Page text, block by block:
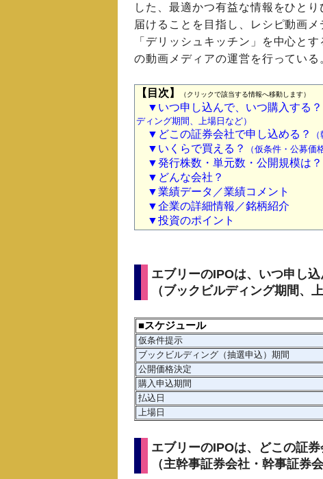
した、最適かつ有益な情報をひとり
届けることを目指し、レシピ動画メ
「デリッシュキッチン」を中心とす
の動画メディアの運営を行っている
【目次】 （クリックで該当する情報へ移動します）
▼いつ申し込んで、いつ購入する？
ディング期間、上場日など）
▼どこの証券会社で申し込める？
▼いくらで買える？ （仮条件・公募価
▼発行株数・単元数・公開規模は？
▼どんな会社？
▼業績データ／業績コメント
▼企業の詳細情報／銘柄紹介
▼投資のポイント
エブリーのIPOは、いつ申し
（ブックビルディング期間、
■スケジュール
仮条件提示
ブックビルディング（抽選申込）期間
公開価格決定
購入申込期間
払込日
上場日
エブリーのIPOは、どこの証
（主幹事証券会社・幹事証券